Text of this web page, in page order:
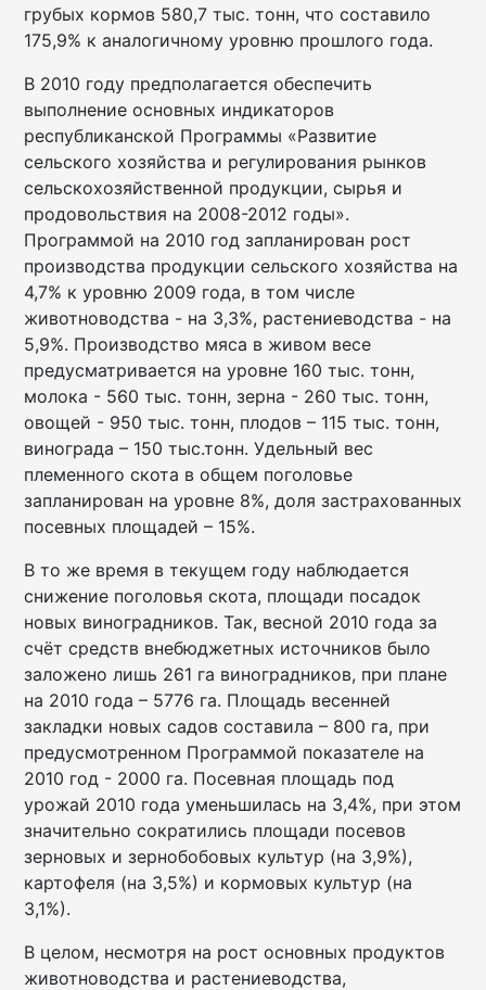
грубых кормов 580,7 тыс. тонн, что составило
175,9% к аналогичному уровню прошлого года.
В 2010 году предполагается обеспечить
выполнение основных индикаторов
республиканской Программы «Развитие
сельского хозяйства и регулирования рынков
сельскохозяйственной продукции, сырья и
продовольствия на 2008-2012 годы».
Программой на 2010 год запланирован рост
производства продукции сельского хозяйства на
4,7% к уровню 2009 года, в том числе
животноводства - на 3,3%, растениеводства - на
5,9%. Производство мяса в живом весе
предусматривается на уровне 160 тыс. тонн,
молока - 560 тыс. тонн, зерна - 260 тыс. тонн,
овощей - 950 тыс. тонн, плодов – 115 тыс. тонн,
винограда – 150 тыс.тонн. Удельный вес
племенного скота в общем поголовье
запланирован на уровне 8%, доля застрахованных
посевных площадей – 15%.
В то же время в текущем году наблюдается
снижение поголовья скота, площади посадок
новых виноградников. Так, весной 2010 года за
счёт средств внебюджетных источников было
заложено лишь 261 га виноградников, при плане
на 2010 года – 5776 га. Площадь весенней
закладки новых садов составила – 800 га, при
предусмотренном Программой показателе на
2010 год - 2000 га. Посевная площадь под
урожай 2010 года уменьшилась на 3,4%, при этом
значительно сократились площади посевов
зерновых и зернобобовых культур (на 3,9%),
картофеля (на 3,5%) и кормовых культур (на
3,1%).
В целом, несмотря на рост основных продуктов
животноводства и растениеводства,